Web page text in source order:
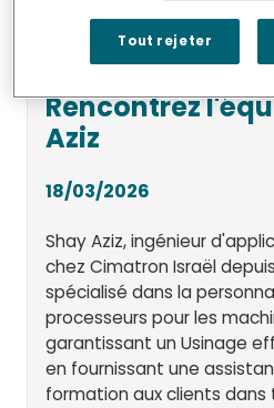
Rencontrez
Aziz
18/03/2026
Shay Aziz, ingénieur
chez Cimatron Israël
spécialisé dans la
processeurs pour les
garantissant un Usinage
en fournissant une
formation aux clients dans
Tout rejeter